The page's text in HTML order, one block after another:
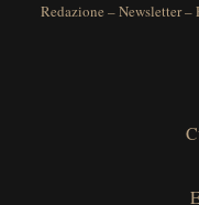
Redazione –Newsletter–